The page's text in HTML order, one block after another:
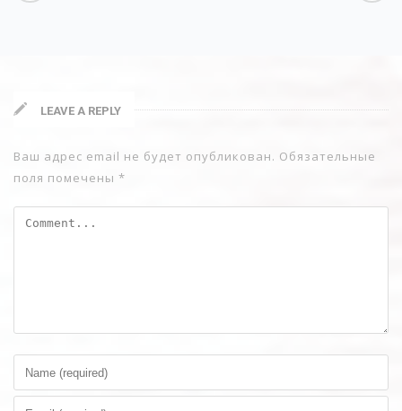
LEAVE A REPLY
Ваш адрес email не будет опубликован. Обязательные
поля помечены *